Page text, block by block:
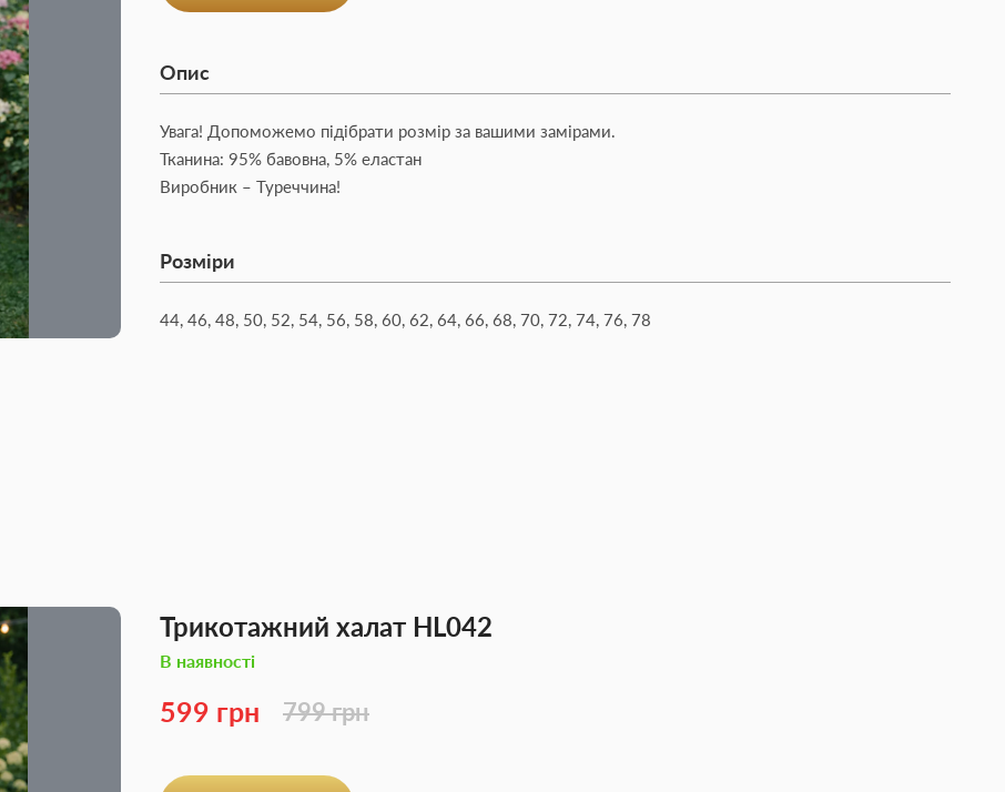
Опис
Увага! Допоможемо підібрати розмір за вашими замірами.
Тканина: 95% бавовна, 5% еластан
Виробник – Туреччина!
Розміри
44, 46, 48, 50, 52, 54, 56, 58, 60, 62, 64, 66, 68, 70, 72, 74, 76, 78
Трикотажний халат HL042
В наявності
599 грн 799 грн